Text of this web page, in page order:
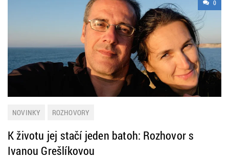
0
NOVINKY ROZHOVORY
K životu jej stačí jeden batoh: Rozhovor s
Ivanou Grešlíkovou